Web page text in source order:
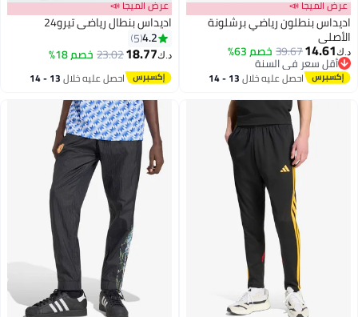
📣
بنطلون رياضي برشلونة
39.67خصم 63%
سعر في السنة
سعر في السنة
احصل عليه خلال 13 - 14
عرض الميجا 📣
اديداس بنطال رياضي تيرو24
5
18.77
23.02خصم 18%
احصل عليه خلال 13 - 14